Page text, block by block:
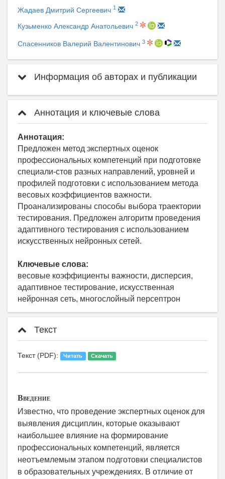
Жадаев Дмитрий Сергеевич 1
Кузьменко Александр Анатольевич 2
Спасенников Валерий Валентинович 3
Информация об авторах и публикации
Аннотация и ключевые слова
Аннотация:
Предложен метод экспертных оценок
профессиональных компетенций при подготовке
специали-стов разных направлений, уровней и
профилей подготовки с использованием метода
весовых коэффициентов важности.
Проанализированы способы выбора траектории
тестирования. Предложен алгоритм проведения
адаптивного тестирования с использованием
искусственных нейронных сетей.
Ключевые слова:
весовые коэффициенты важности, дисперсия,
адаптивное тестирование, искусственная
нейронная сеть, многослойный персептрон
Текст
Текст (PDF): Читать Скачать
Введение
Известно, что проведение экспертных оценок для
выявления дисциплин, которые оказывают
наибольшее влияние на формирование
профессиональных компетенций, является
неотъемлемым этапом подготовки специалистов
в образовательных учреждениях. В отличие от